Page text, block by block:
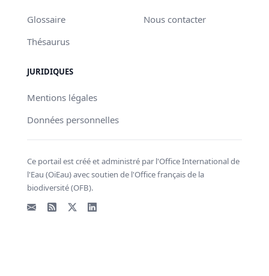
Glossaire
Thésaurus
Nous contacter
JURIDIQUES
Mentions légales
Données personnelles
Ce portail est créé et administré par l'Office International de
l'Eau (OiEau) avec soutien de l'Office français de la
biodiversité (OFB).